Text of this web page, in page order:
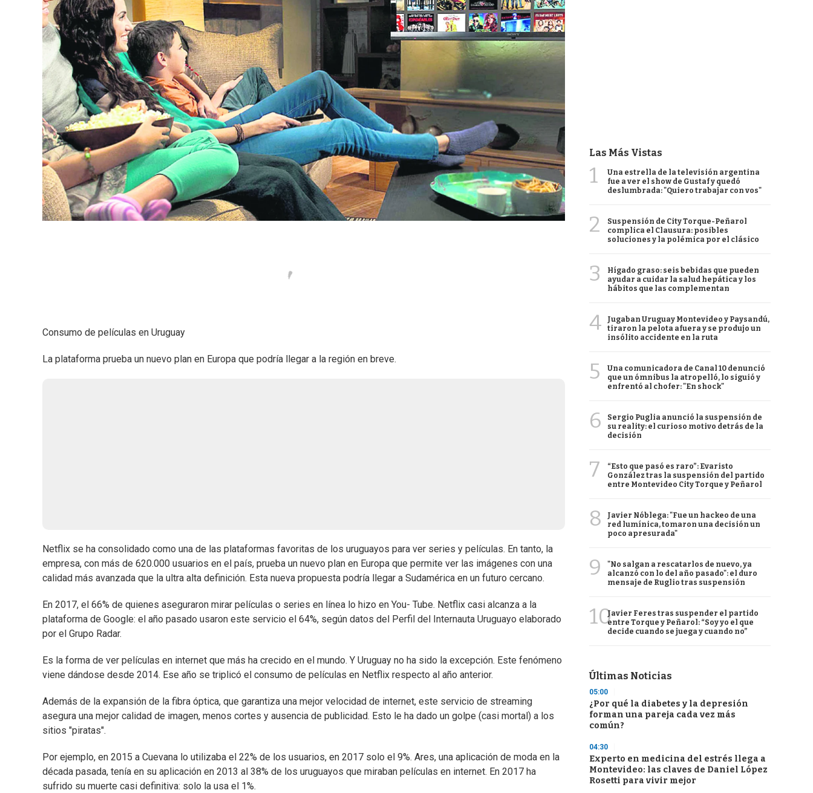
Consumo de películas en Uruguay
La plataforma prueba un nuevo plan en Europa que podría llegar a la región en breve.
Netflix se ha consolidado como una de las plataformas favoritas de los uruguayos para ver series y películas. En tanto, la
empresa, con más de 620.000 usuarios en el país, prueba un nuevo plan en Europa que permite ver las imágenes con una
calidad más avanzada que la ultra alta definición. Esta nueva propuesta podría llegar a Sudamérica en un futuro cercano.
En 2017, el 66% de quienes aseguraron mirar películas o series en línea lo hizo en You- Tube. Netflix casi alcanza a la
plataforma de Google: el año pasado usaron este servicio el 64%, según datos del Perfil del Internauta Uruguayo elaborado
por el Grupo Radar.
Es la forma de ver películas en internet que más ha crecido en el mundo. Y Uruguay no ha sido la excepción. Este fenómeno
viene dándose desde 2014. Ese año se triplicó el consumo de películas en Netflix respecto al año anterior.
Además de la expansión de la fibra óptica, que garantiza una mejor velocidad de internet, este servicio de streaming
asegura una mejor calidad de imagen, menos cortes y ausencia de publicidad. Esto le ha dado un golpe (casi mortal) a los
sitios "piratas".
Por ejemplo, en 2015 a Cuevana lo utilizaba el 22% de los usuarios, en 2017 solo el 9%. Ares, una aplicación de moda en la
década pasada, tenía en su aplicación en 2013 al 38% de los uruguayos que miraban películas en internet. En 2017 ha
sufrido su muerte casi definitiva: solo la usa el 1%.
Las Más Vistas
1
Una estrella de la televisión argentina
fue a ver el show de Gustaf y quedó
deslumbrada: "Quiero trabajar con vos"
2
Suspensión de City Torque-Peñarol
complica el Clausura: posibles
soluciones y la polémica por el clásico
3
Hígado graso: seis bebidas que pueden
ayudar a cuidar la salud hepática y los
hábitos que las complementan
4
Jugaban Uruguay Montevideo y Paysandú,
tiraron la pelota afuera y se produjo un
insólito accidente en la ruta
5
Una comunicadora de Canal 10 denunció
que un ómnibus la atropelló, lo siguió y
enfrentó al chofer: "En shock"
6
Sergio Puglia anunció la suspensión de
su reality: el curioso motivo detrás de la
decisión
7
“Esto que pasó es raro”: Evaristo
González tras la suspensión del partido
entre Montevideo City Torque y Peñarol
8
Javier Nóblega: "Fue un hackeo de una
red lumínica, tomaron una decisión un
poco apresurada"
9
"No salgan a rescatarlos de nuevo, ya
alcanzó con lo del año pasado": el duro
mensaje de Ruglio tras suspensión
10Javier Feres tras suspender el partido
entre Torque y Peñarol: “Soy yo el que
decide cuando se juega y cuando no”
Últimas Noticias
05:00
¿Por qué la diabetes y la depresión
forman una pareja cada vez más
común?
04:30
Experto en medicina del estrés llega a
Montevideo: las claves de Daniel López
Rosetti para vivir mejor